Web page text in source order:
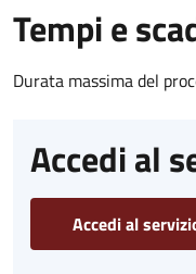
Tempi e
Durata massima del
Accedi al
Accedi al